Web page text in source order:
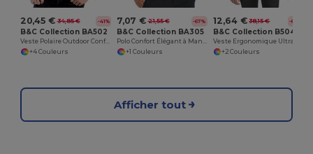
20,45 € 34,85 € -41%
B&C Collection BA502
Veste Polaire Outdoor Confortable
+4 Couleurs
7,07 € 21,55 € -67%
B&C Collection BA305
Polo Confort Élégant à Manches Courtes
+1 Couleurs
12,64 € 38,15 € -67%
B&C Collection B504F
+2 Couleurs
Afficher tout